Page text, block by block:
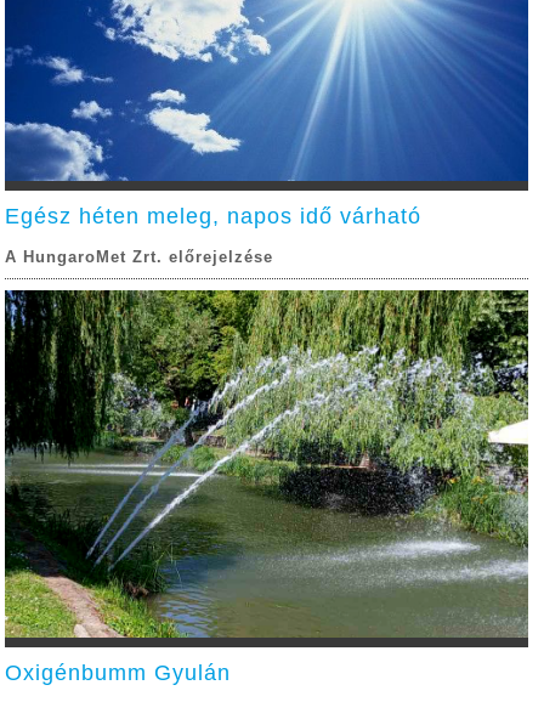
Egész héten meleg, napos idő várható
A HungaroMet Zrt. előrejelzése
Oxigénbumm Gyulán